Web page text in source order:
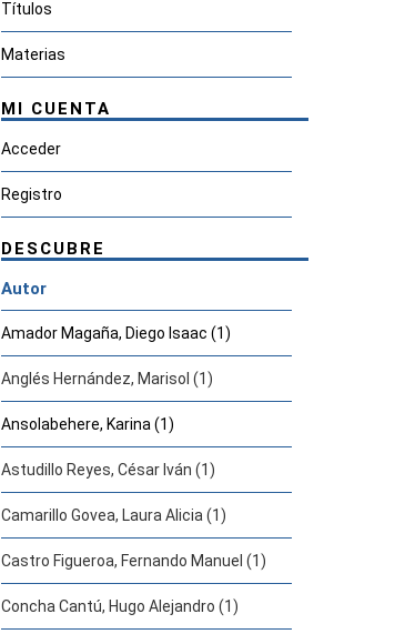
Títulos
Materias
MI CUENTA
Acceder
Registro
DESCUBRE
Autor
Amador Magaña, Diego Isaac (1)
Anglés Hernández, Marisol (1)
Ansolabehere, Karina (1)
Astudillo Reyes, César Iván (1)
Camarillo Govea, Laura Alicia (1)
Castro Figueroa, Fernando Manuel (1)
Concha Cantú, Hugo Alejandro (1)